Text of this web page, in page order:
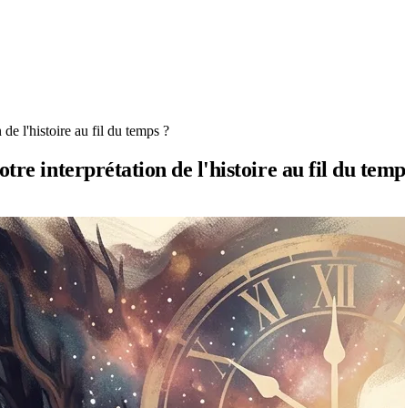
l'histoire au fil du temps ?
interprétation de l'histoire au fil du